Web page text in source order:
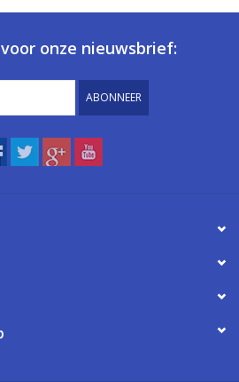
onze nieuwsbrief:
ABONNEER